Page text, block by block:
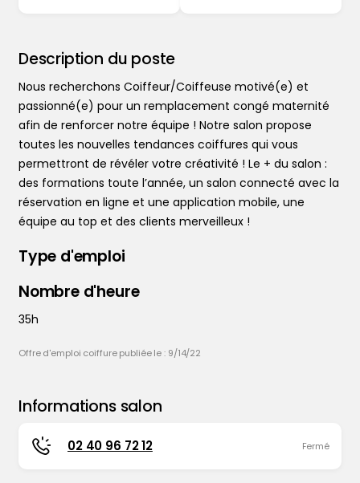
Description du poste
Nous recherchons Coiffeur/Coiffeuse motivé(e) et
passionné(e) pour un remplacement congé maternité
afin de renforcer notre équipe ! Notre salon propose
toutes les nouvelles tendances coiffures qui vous
permettront de révéler votre créativité ! Le + du salon :
des formations toute l’année, un salon connecté avec la
réservation en ligne et une application mobile, une
équipe au top et des clients merveilleux !
Type d'emploi
Nombre d'heure
35h
Offre d'emploi coiffure publiée le : 9/14/22
Informations salon
Contacter le coiffeur : Ancenis-Saint-Géréon
02 40 96 72 12 Fermé